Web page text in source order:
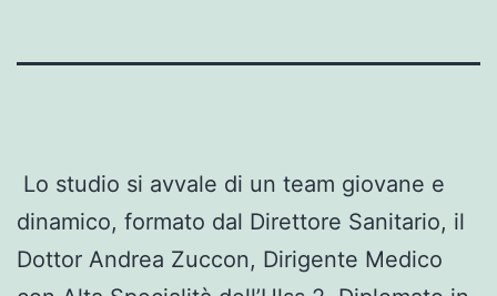
Lo studio si avvale di un team giovane e
dinamico, formato dal Direttore Sanitario, il
Dottor Andrea Zuccon, Dirigente Medico